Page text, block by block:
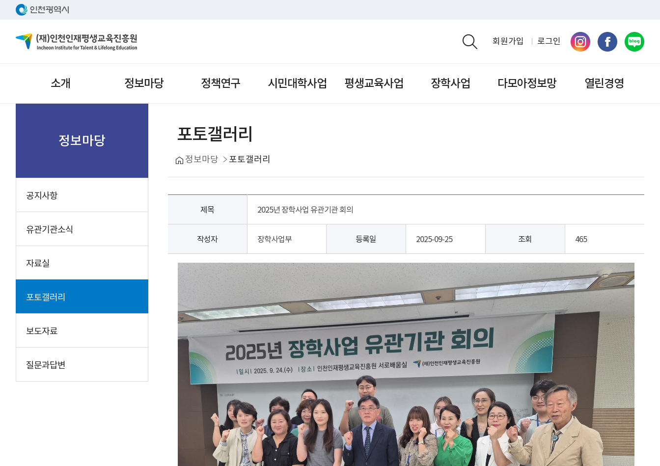
회원가입 로그인
소개 정보마당 정책연구 시민대학사업 평생교육사업 장학사업 다모아정보망 열린경영
정보마당
공지사항
유관기관소식
자료실
포토갤러리
보도자료
질문과답변
포토갤러리
정보마당 포토갤러리
제목 2025년 장학사업 유관기관 회의
작성자 장학사업부 등록일 2025-09-25 조회 465